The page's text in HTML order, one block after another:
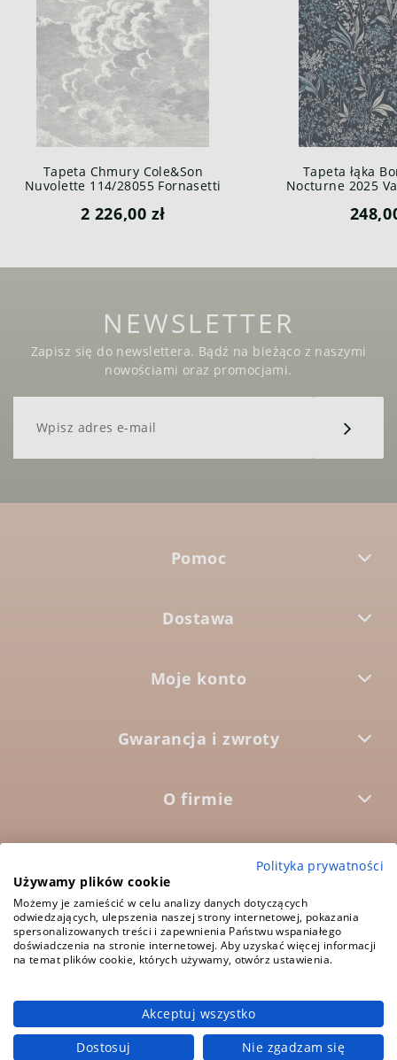
Tapeta Chmury Cole&Son
Nuvolette 114/28055 Fornasetti
2 226,00 zł
Tapeta łąka
Nocturne 2025
NEWSLETTER
Zapisz się do newslettera. Bądź na bieżąco z naszymi
nowościami oraz promocjami.
Pomoc
Dostawa
Moje konto
Gwarancja i zwroty
O firmie
Średnia ocena:5.0
1573 opinii
pokaż pełną wersję strony
Polityka prywatności
Używamy plików cookie
Możemy je zamieścić w celu analizy danych dotyczących
odwiedzających, ulepszenia naszej strony internetowej, pokazania
spersonalizowanych treści i zapewnienia Państwu wspaniałego
doświadczenia na stronie internetowej. Aby uzyskać więcej informacji
na temat plików cookie, których używamy, otwórz ustawienia.
Akceptuj wszystko
Dostosuj
Nie zgadzam się